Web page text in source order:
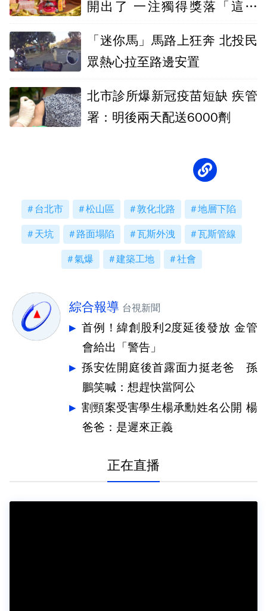
開出了 一注獨得獎落「這縣
「迷你馬」馬路上狂奔 北投民
眾熱心拉至路邊安置
北市診所爆新冠疫苗短缺 疾管
署：明後兩天配送6000劑
台北市 松山區 敦化北路 地層下陷
天坑 路面塌陷 瓦斯外洩 瓦斯管線
氣爆 建築工地 社會
綜合報導 台視新聞
首例！緯創股利2度延後發放 金管
會給出「警告」
孫安佐開庭後首露面力挺老爸 孫
鵬笑喊：想趕快當阿公
割頸案受害學生楊承勳姓名公開 楊
爸爸：是遲來正義
正在直播